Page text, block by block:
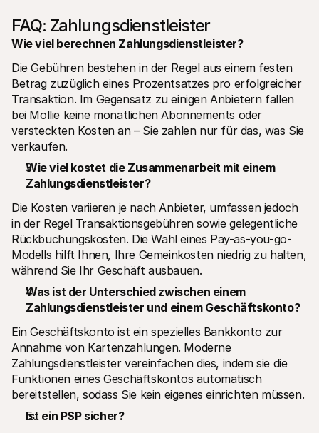
FAQ: Zahlungsdienstleister
Wie viel berechnen Zahlungsdienstleister?
Die Gebühren bestehen in der Regel aus einem festen
Betrag zuzüglich eines Prozentsatzes pro erfolgreicher
Transaktion. Im Gegensatz zu einigen Anbietern fallen
bei Mollie keine monatlichen Abonnements oder
versteckten Kosten an – Sie zahlen nur für das, was Sie
verkaufen.
Wie viel kostet die Zusammenarbeit mit einem
Zahlungsdienstleister?
Die Kosten variieren je nach Anbieter, umfassen jedoch
in der Regel Transaktionsgebühren sowie gelegentliche
Rückbuchungskosten. Die Wahl eines Pay-as-you-go-
Modells hilft Ihnen, Ihre Gemeinkosten niedrig zu halten,
während Sie Ihr Geschäft ausbauen.
Was ist der Unterschied zwischen einem
Zahlungsdienstleister und einem Geschäftskonto?
Ein Geschäftskonto ist ein spezielles Bankkonto zur
Annahme von Kartenzahlungen. Moderne
Zahlungsdienstleister vereinfachen dies, indem sie die
Funktionen eines Geschäftskontos automatisch
bereitstellen, sodass Sie kein eigenes einrichten müssen.
Ist ein PSP sicher?